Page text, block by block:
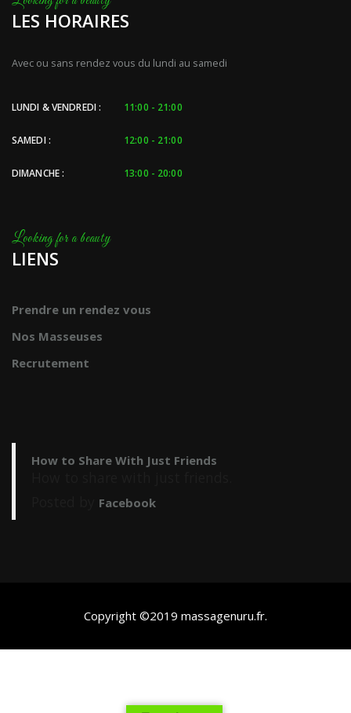
LES HORAIRES
Avec ou sans rendez vous du lundi au samedi
LUNDI & VENDREDI : 11:00 - 21:00
SAMEDI : 12:00 - 21:00
DIMANCHE : 13:00 - 20:00
LIENS
Prendre un rendez vous
Nos Masseuses
Recrutement
How to Share With Just Friends
Facebook
Copyright ©2019 massagenuru.fr.